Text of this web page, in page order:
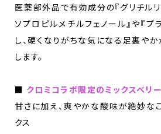
医薬部外品で有効成分の『グリチルリ
ソプロピルメチルフェノール』や『プ
し、硬くなりがちな気になる足裏や
します。
■ クロミコラボ限定のミックスベリ
甘さに加え、爽やかな酸味が絶妙な
クス